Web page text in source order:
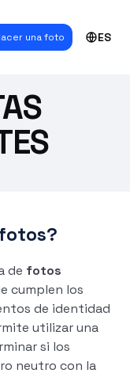
una foto ES
de fotos
cumplen los
de identidad
utilizar una
si los
neutro con la